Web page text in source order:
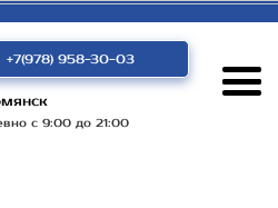
+7(978) 958-30-03
с 9:00 до 21:00